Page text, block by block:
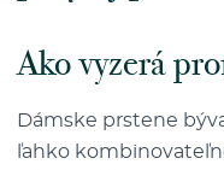
Ako vyzerá
Dámske prstene
ľahko